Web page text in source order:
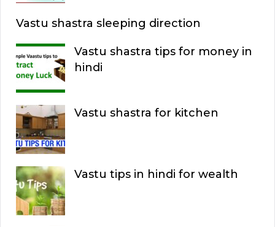
Vastu shastra sleeping direction
Vastu shastra tips for money in
hindi
Vastu shastra for kitchen
Vastu tips in hindi for wealth